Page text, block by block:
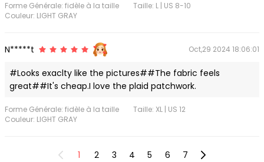
Forme Générale: fidèle à la taille
Taille: L | US 8-10
Couleur: LIGHT GRAY
N*****t Oct,29 2024 18:06:01
#Looks exaclty like the pictures##The fabric feels
great##It's cheap.I love the plaid patchwork.
Forme Générale: fidèle à la taille
Taille: XL | US 12
Couleur: LIGHT GRAY
< 1 2 3 4 5 6 7 >